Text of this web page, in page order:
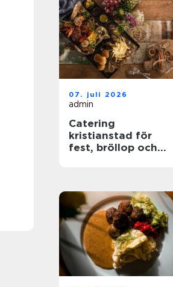
07. juli 2026
admin
Catering
kristianstad för
fest, bröllop och